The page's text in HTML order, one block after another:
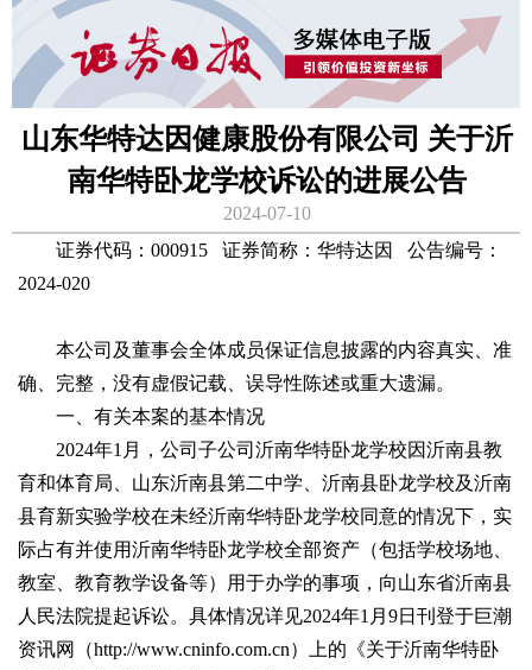
山东华特达因健康股份有限公司 关于沂
南华特卧龙学校诉讼的进展公告
2024-07-10
证券代码：000915 证券简称：华特达因 公告编号：
2024-020
本公司及董事会全体成员保证信息披露的内容真实、准
确、完整，没有虚假记载、误导性陈述或重大遗漏。
一、有关本案的基本情况
2024年1月，公司子公司沂南华特卧龙学校因沂南县教
育和体育局、山东沂南县第二中学、沂南县卧龙学校及沂南
县育新实验学校在未经沂南华特卧龙学校同意的情况下，实
际占有并使用沂南华特卧龙学校全部资产（包括学校场地、
教室、教育教学设备等）用于办学的事项，向山东省沂南县
人民法院提起诉讼。具体情况详见2024年1月9日刊登于巨潮
资讯网（http://www.cninfo.com.cn）上的《关于沂南华特卧